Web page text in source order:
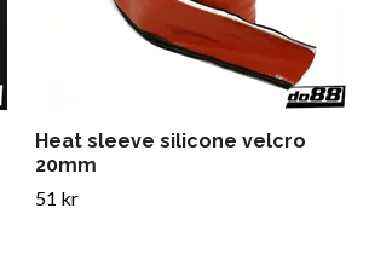
Heat sleeve silicone velcro
20mm
51 kr